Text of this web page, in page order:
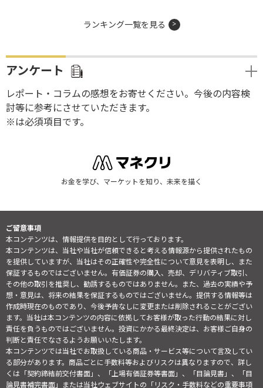
ランキング一覧を見る
アンケート
レポート・コラムの感想をお寄せください。今後の内容検
討等に参考にさせていただきます。
※は必須項目です。
お金を学び、マーケットを知り、未来を描く
ご留意事項
本コンテンツは、情報提供を目的として行っております。
本コンテンツは、当社や当社が信頼できると考える情報源から提供されたもの
を提供していますが、当社はその正確性や完全性について意見を表明し、また
保証するものではございません。有価証券の購入、売却、デリバティブ取引、
その他の取引を推奨し、勧誘するものではありません。また、過去の実績や予
想・意見は、将来の結果を保証するものではございません。提供する情報等は
作成時現在のものであり、今後予告なしに変更または削除されることがござい
ます。当社は本コンテンツの内容に依拠してお客様が取った行動の結果に対し
責任を負うものではございません。投資にかかる最終決定は、お客様ご自身の
判断と責任でなさるようお願いいたします。
本コンテンツでは当社でお取扱している商品・サービス等について言及してい
る部分があります。商品ごとに手数料等およびリスクは異なりますので、詳し
くは「契約締結前交付書面」、「上場有価証券等書面」、「目論見書」、「目
論見書補完書面」または当社ウェブサイトの「リスク・手数料などの重要事項